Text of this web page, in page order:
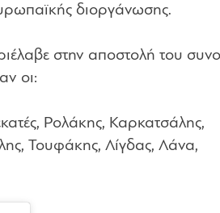
διοργάνωσης.
στην αποστολή του
οι:
Ρολάκης, Καρκατσάλης,
Τουφάκης, Λίγδας, Λάνα,